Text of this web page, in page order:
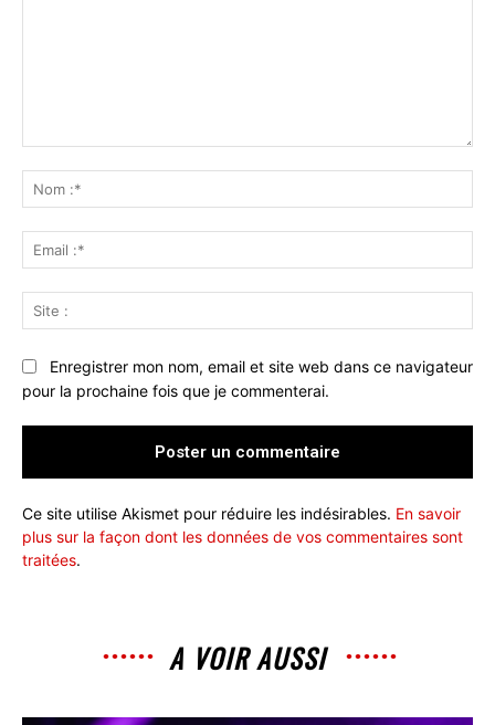
:*
:*
:
Enregistrer mon nom, email et site web dans ce navigateur
pour la prochaine fois que je commenterai.
Ce site utilise Akismet pour réduire les indésirables. En savoir
plus sur la façon dont les données de vos commentaires sont
traitées.
A VOIR AUSSI